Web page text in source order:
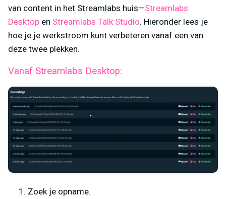
van content in het Streamlabs huis—Streamlabs
Desktop en Streamlabs Talk Studio. Hieronder lees je
hoe je je werkstroom kunt verbeteren vanaf een van
deze twee plekken.
Vanaf Streamlabs Desktop:
Zoek je opname.